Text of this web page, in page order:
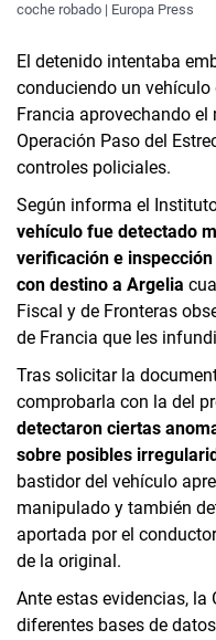
coche robado | Europa Press
El detenido intentaba
conduciendo un
Francia aprovechando
Operación Paso del
controles policiales.
Según informa el
vehículo fue detectado
verificación e
con destino a Argelia
Fiscal y de Fronteras
de Francia que les
Tras solicitar la
comprobarla con la del
detectaron ciertas
sobre posibles
bastidor del vehículo
manipulado y también
aportada por el
de la original.
Ante estas evidencias,
diferentes bases de